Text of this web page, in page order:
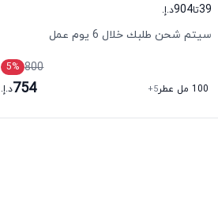
39تا904د.إ.
سيتم شحن طلبك خلال 6 يوم عمل
800
5%
100 مل عطر
+5
754د.إ.